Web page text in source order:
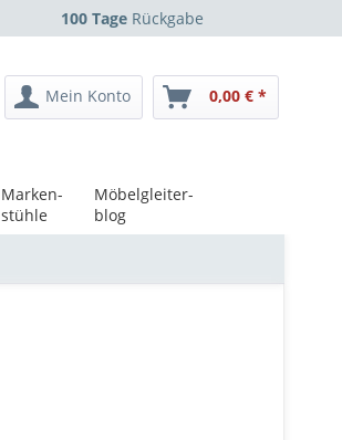
100 Tage Rückgabe
Mein Konto 0,00 € *
Marken-
stühle
Möbelgleiter-
blog